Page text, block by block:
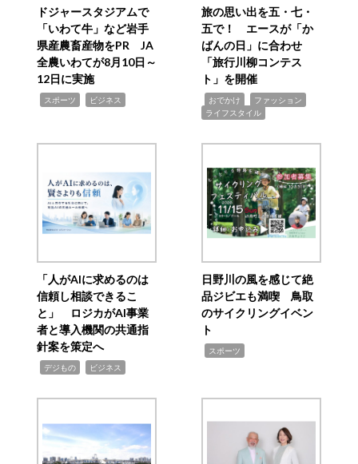
ドジャースタジアムで
「いわて牛」など岩手
県産農畜産物をPR JA
全農いわてが8月10日～
12日に実施
スポーツ ビジネス
旅の思い出を五・七・
五で！ エースが「か
ばんの日」に合わせ
「旅行川柳コンテス
ト」を開催
おでかけ ファッション
ライフスタイル
「人がAIに求めるのは
信頼し相談できるこ
と」 ロジカがAI事業
者と導入機関の共通指
針案を策定へ
デジもの ビジネス
日野川の風を感じて絶
品ジビエも満喫 鳥取
のサイクリングイベン
ト
スポーツ